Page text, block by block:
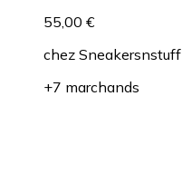
55,00 €
chez Sneakersnstuff
+7 marchands